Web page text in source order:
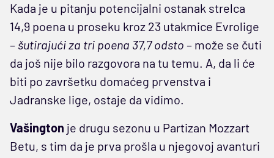
Kada je u pitanju potencijalni ostanak strelca
14,9 poena u proseku kroz 23 utakmice Evrolige
– šutirajući za tri poena 37,7 odsto – može se čuti
da još nije bilo razgovora na tu temu. A, da li će
biti po završetku domaćeg prvenstva i
Jadranske lige, ostaje da vidimo.
Vašington je drugu sezonu u Partizan Mozzart
Betu, s tim da je prva prošla u njegovoj avanturi